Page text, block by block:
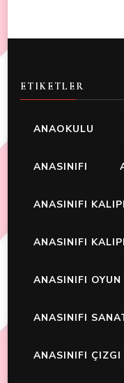
ETIKETLER
ANAOKULU
ANASINIFI
ANASINIFI
ANASINIFI
ANASINIFI OYUN
ANASINIFI
ANASINIFI ÇIZGI